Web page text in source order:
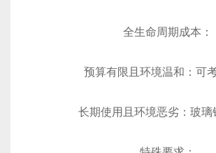
‌全生命周期成本‌：
预算有限且环境温和：可
长期使用且环境恶劣：玻璃